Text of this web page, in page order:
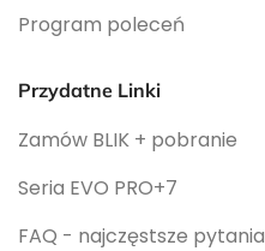
Program poleceń
Przydatne Linki
Zamów BLIK + pobranie
Seria EVO PRO+7
FAQ - najczęstsze pytania